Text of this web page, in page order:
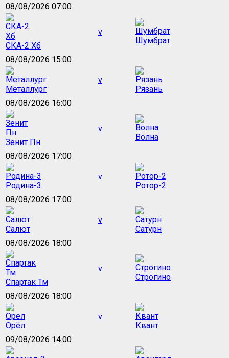
08/08/2026 07:00
СКА-2 Хб
v
Шумбрат
08/08/2026 15:00
Металлург
v
Рязань
08/08/2026 16:00
Зенит Пн
v
Волна
08/08/2026 17:00
Родина-3
v
Ротор-2
08/08/2026 17:00
Салют
v
Сатурн
08/08/2026 18:00
Спартак Тм
v
Строгино
08/08/2026 18:00
Орёл
v
Квант
09/08/2026 14:00